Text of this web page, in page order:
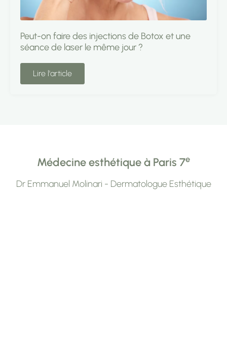
Peut-on faire des injections de Botox et une
séance de laser le même jour ?
Lire l'article
Médecine esthétique à Paris 7e
Dr Emmanuel Molinari - Dermatologue Esthétique